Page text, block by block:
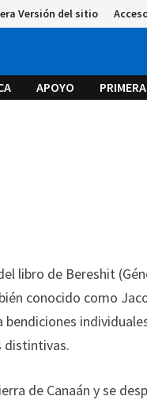
Versión del sitio
APOYO
bendiciones
distintivas.
de Canaán y se